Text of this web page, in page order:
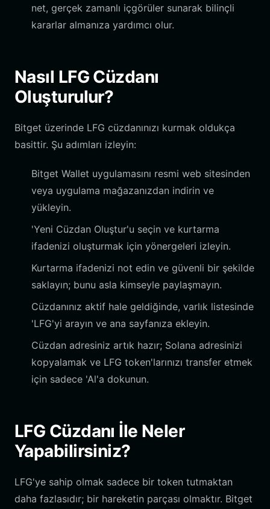
net, gerçek zamanlı içgörüler sunarak bilinçli
kararlar almanıza yardımcı olur.
Nasıl LFG Cüzdanı
Oluşturulur?
Bitget üzerinde LFG cüzdanınızı kurmak oldukça
basittir. Şu adımları izleyin:
Bitget Wallet uygulamasını resmi web sitesinden
veya uygulama mağazanızdan indirin ve
yükleyin.
'Yeni Cüzdan Oluştur'u seçin ve kurtarma
ifadenizi oluşturmak için yönergeleri izleyin.
Kurtarma ifadenizi not edin ve güvenli bir şekilde
saklayın; bunu asla kimseyle paylaşmayın.
Cüzdanınız aktif hale geldiğinde, varlık listesinde
'LFG'yi arayın ve ana sayfanıza ekleyin.
Cüzdan adresiniz artık hazır; Solana adresinizi
kopyalamak ve LFG token'larınızı transfer etmek
için sadece 'Al'a dokunun.
LFG Cüzdanı İle Neler
Yapabilirsiniz?
LFG'ye sahip olmak sadece bir token tutmaktan
daha fazlasıdır; bir hareketin parçası olmaktır. Bitget